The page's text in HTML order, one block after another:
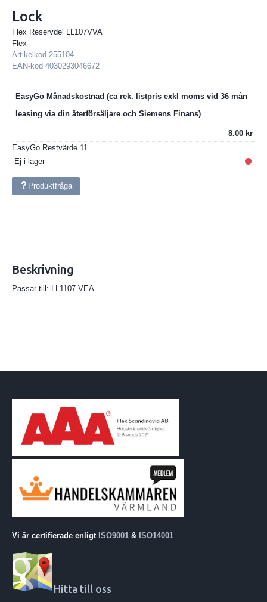
Lock
Flex Reservdel LL107VVA
Flex
Artikelkod 255104
EAN-kod 4030293046672
EasyGo Månadskostnad
8.00
EasyGo Restvärde 11
Ej i lager
Produktfråga
Beskrivning
Passar till: LL1107 VEA
Vi är certifierade enligt ISO9001 & ISO14001
Hitta till oss